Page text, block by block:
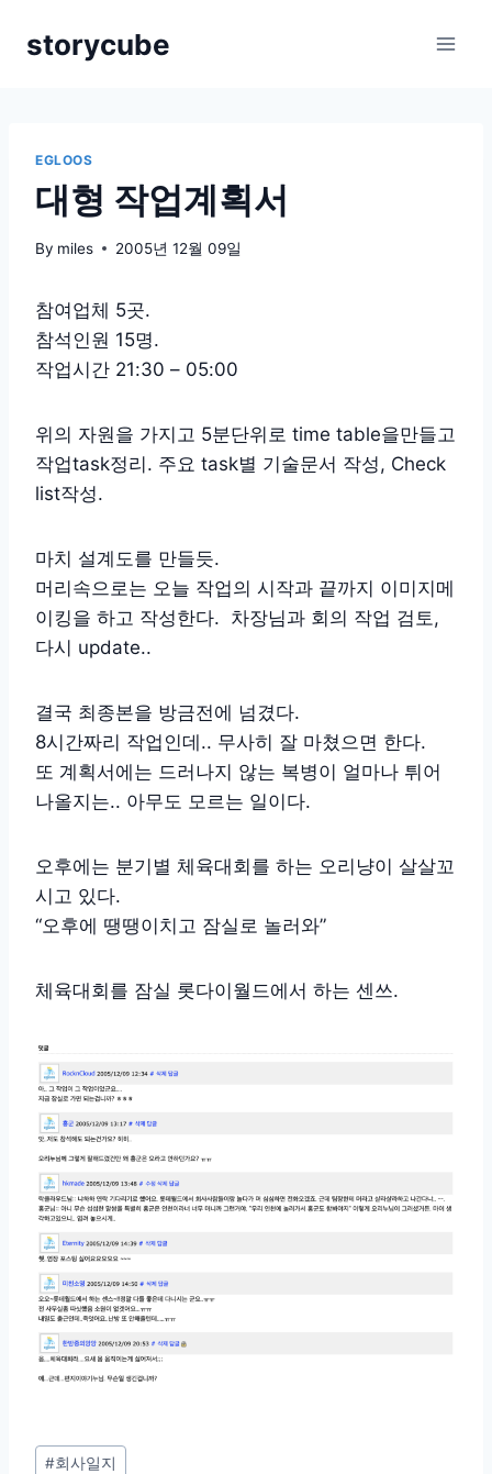
storycube
EGLOOS
대형 작업계획서
By miles 2005년 12월 09일
참여업체 5곳.
참석인원 15명.
작업시간 21:30 – 05:00
위의 자원을 가지고 5분단위로 time table을만들고
작업task정리. 주요 task별 기술문서 작성, Check
list작성.
마치 설계도를 만들듯.
머리속으로는 오늘 작업의 시작과 끝까지 이미지메
이킹을 하고 작성한다. 차장님과 회의 작업 검토,
다시 update..
결국 최종본을 방금전에 넘겼다.
8시간짜리 작업인데.. 무사히 잘 마쳤으면 한다.
또 계획서에는 드러나지 않는 복병이 얼마나 튀어
나올지는.. 아무도 모르는 일이다.
오후에는 분기별 체육대회를 하는 오리냥이 살살꼬
시고 있다.
“오후에 땡땡이치고 잠실로 놀러와”
체육대회를 잠실 롯다이월드에서 하는 센쓰.
Post
#회사일지